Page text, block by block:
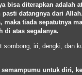
bisa diterapkan adalah
pasti datangnya dari Allah.
, maka tiada sepatutnya
di atas segalanya.
iri, dengki, dan
semampumu untuk diri,